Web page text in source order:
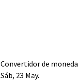
Convertidor de moneda
Sáb, 23 May.